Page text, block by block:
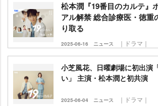
松本潤『19番目のカルテ』
アル解禁 総合診療医・徳重
り取る
2025-06-16 ニュース ｜ドラマ｜
小芝風花、日曜劇場に初出演
い」 主演・松本潤と初共演
2025-06-04 ニュース ｜ドラマ｜